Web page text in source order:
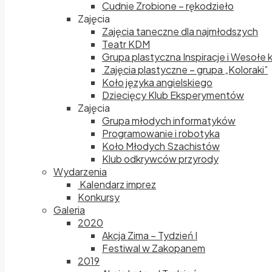
Cudnie Zrobione – rękodzieło
Zajęcia
Zajęcia taneczne dla najmłodszych
Teatr KDM
Grupa plastyczna Inspiracje i Wesołe
Zajęcia plastyczne – grupa „Koloraki”
Koło języka angielskiego
Dziecięcy Klub Eksperymentów
Zajęcia
Grupa młodych informatyków
Programowanie i robotyka
Koło Młodych Szachistów
Klub odkrywców przyrody
Wydarzenia
Kalendarz imprez
Konkursy
Galeria
2020
Akcja Zima – Tydzień I
Festiwal w Zakopanem
2019